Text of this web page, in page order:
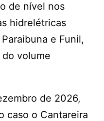
de nível nos
hidrelétricas
e Funil,
volume
de 2026,
caso o Cantareira